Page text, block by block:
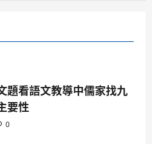
題看語文教導中儒家找九
要性
0